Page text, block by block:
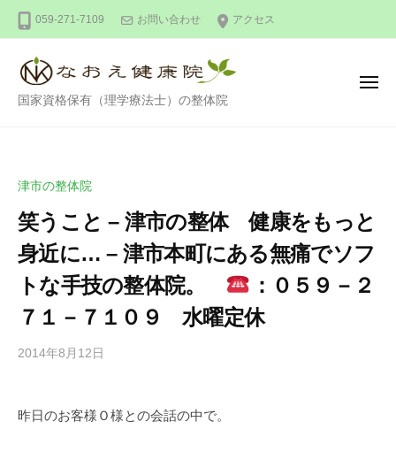
ン
059-271-7109 お問い合わせ アクセス
整
健
康
院
国家資格保有（理学療法士）の整体院
メ
津市の整体院
笑うこと – 津市の整体 健康をもっと
身近に… – 津市本町にある無痛でソフ
トな手技の整体院。
：０５９－２
７１－７１０９ 水曜定休
2014年8月12日
e
の
昨日のお客様Ｏ様との会話の中で。
体
な
お
え
健